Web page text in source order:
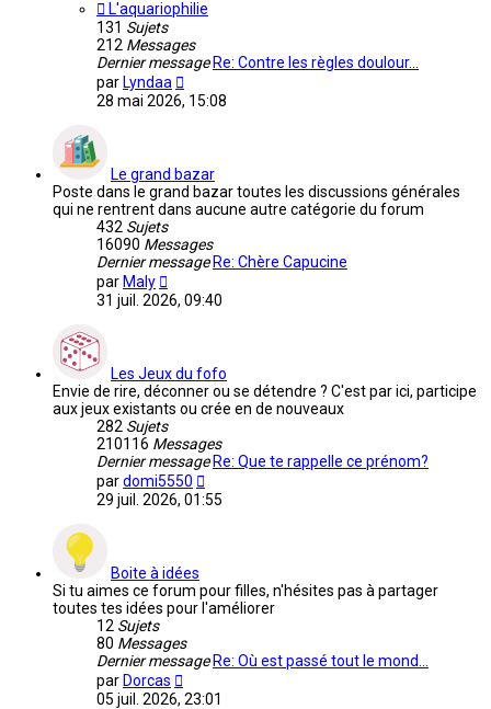
L'aquariophilie
131 Sujets
212 Messages
Dernier message Re: Contre les règles doulour…
par Lyndaa
le
dernier
28 mai 2026, 15:08
Le grand bazar
Poste dans le grand bazar toutes les discussions générales
qui ne rentrent dans aucune autre catégorie du forum
432 Sujets
16090 Messages
Dernier message Re: Chère Capucine
par Maly
le
dernier
31 juil. 2026, 09:40
Les Jeux du fofo
Envie de rire, déconner ou se détendre ? C'est par ici, participe
aux jeux existants ou crée en de nouveaux
282 Sujets
210116 Messages
Dernier message Re: Que te rappelle ce prénom?
pardomi5550
le
29 juil. 2026, 01:55
Boite à idées
Si tu aimes ce forum pour filles, n'hésites pas à partager
toutes tes idées pour l'améliorer
12 Sujets
80 Messages
Dernier message Re: Où est passé tout le mond…
par Dorcas
le
05 juil. 2026, 23:01